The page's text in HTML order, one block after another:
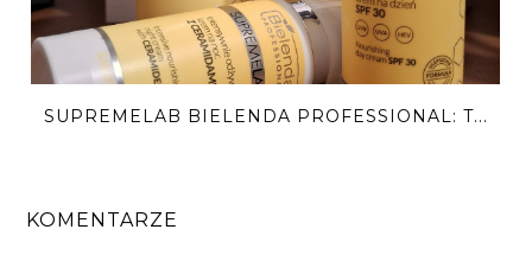
SUPREMELAB BIELENDA PROFESSIONAL: T...
KOMENTARZE